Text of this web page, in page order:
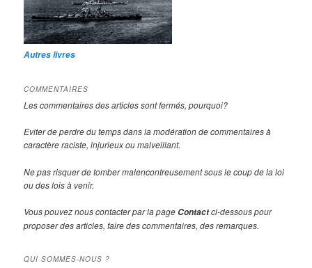
Autres livres
COMMENTAIRES
Les commentaires des articles sont fermés, pourquoi?
Eviter de perdre du temps dans la modération de commentaires à
caractère raciste, injurieux ou malveillant.
Ne pas risquer de tomber malencontreusement sous le coup de la loi
ou des lois à venir.
Vous pouvez nous contacter par la page Contactci-dessous pour
proposer des articles, faire des commentaires, des remarques.
QUI SOMMES-NOUS ?